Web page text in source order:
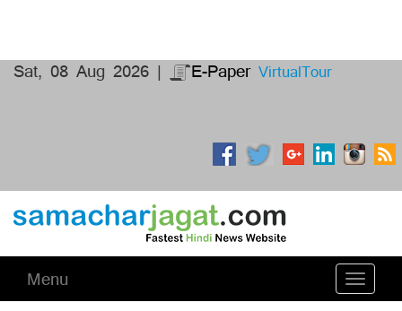
Sat, 08 Aug 2026 | E-Paper VirtualTour
Toggle
Menu